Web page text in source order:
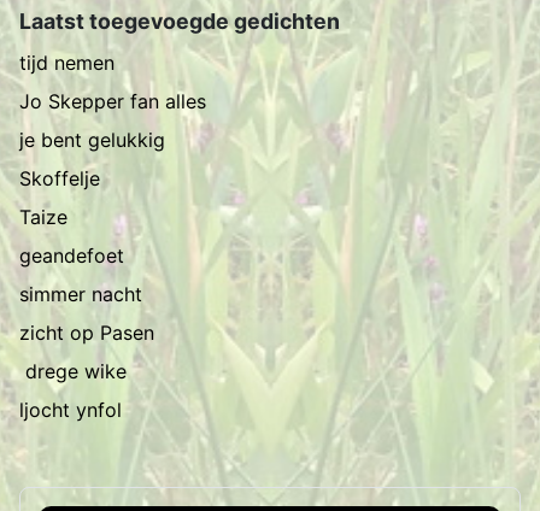
Laatst toegevoegde gedichten
tijd nemen
Jo Skepper fan alles
je bent gelukkig
Skoffelje
Taize
geandefoet
simmer nacht
zicht op Pasen
drege wike
ljocht ynfol